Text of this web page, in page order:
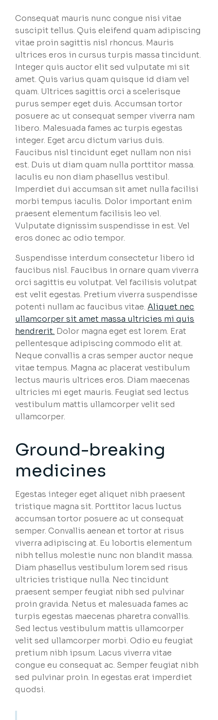
Consequat mauris nunc congue nisi vitae
suscipit tellus. Quis eleifend quam adipiscing
vitae proin sagittis nisl rhoncus. Mauris
ultrices eros in cursus turpis massa tincidunt.
Integer quis auctor elit sed vulputate mi sit
amet. Quis varius quam quisque id diam vel
quam. Ultrices sagittis orci a scelerisque
purus semper eget duis. Accumsan tortor
posuere ac ut consequat semper viverra nam
libero. Malesuada fames ac turpis egestas
integer. Eget arcu dictum varius duis.
Faucibus nisl tincidunt eget nullam non nisi
est. Duis ut diam quam nulla porttitor massa.
Iaculis eu non diam phasellus vestibul.
Imperdiet dui accumsan sit amet nulla facilisi
morbi tempus iaculis. Dolor important enim
praesent elementum facilisis leo vel.
Vulputate dignissim suspendisse in est. Vel
eros donec ac odio tempor.
Suspendisse interdum consectetur libero id
faucibus nisl. Faucibus in ornare quam viverra
orci sagittis eu volutpat. Vel facilisis volutpat
est velit egestas. Pretium viverra suspendisse
potenti nullam ac faucibus vitae.Aliquet nec
ullamcorper sit amet massa ultricies mi quis
hendrerit. Dolor magna eget est lorem. Erat
pellentesque adipiscing commodo elit at.
Neque convallis a cras semper auctor neque
vitae tempus. Magna ac placerat vestibulum
lectus mauris ultrices eros. Diam maecenas
ultricies mi eget mauris. Feugiat sed lectus
vestibulum mattis ullamcorper velit sed
ullamcorper.
Ground-breaking
medicines
Egestas integer eget aliquet nibh praesent
tristique magna sit. Porttitor lacus luctus
accumsan tortor posuere ac ut consequat
semper. Convallis aenean et tortor at risus
viverra adipiscing at. Eu lobortis elementum
nibh tellus molestie nunc non blandit massa.
Diam phasellus vestibulum lorem sed risus
ultricies tristique nulla. Nec tincidunt
praesent semper feugiat nibh sed pulvinar
proin gravida. Netus et malesuada fames ac
turpis egestas maecenas pharetra convallis.
Sed lectus vestibulum mattis ullamcorper
velit sed ullamcorper morbi. Odio eu feugiat
pretium nibh ipsum. Lacus viverra vitae
congue eu consequat ac. Semper feugiat nibh
sed pulvinar proin. In egestas erat imperdiet
quodsi.